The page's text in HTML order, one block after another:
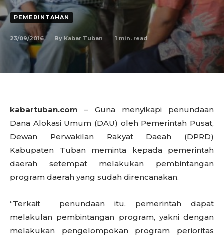
PEMERINTAHAN
23/09/2016 By Kabar Tuban 1 min. read
kabartuban.com – Guna menyikapi penundaan
Dana Alokasi Umum (DAU) oleh Pemerintah Pusat,
Dewan Perwakilan Rakyat Daeah (DPRD)
Kabupaten Tuban meminta kepada pemerintah
daerah setempat melakukan pembintangan
program daerah yang sudah direncanakan.
“Terkait penundaan itu, pemerintah dapat
melakulan pembintangan program, yakni dengan
melakukan pengelompokan program perioritas